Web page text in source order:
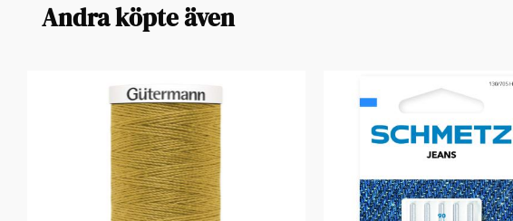
Andra köpte även